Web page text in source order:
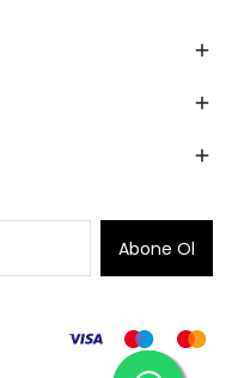
Abone Ol